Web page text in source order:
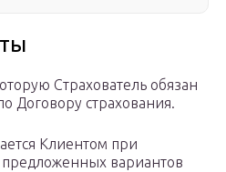
Страхователь обязан
Договору страхования.
Клиентом при
вариантов